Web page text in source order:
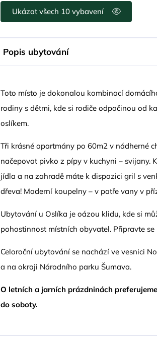
Ukázat všech 10 vybavení
Popis ubytování
Toto místo je dokonalou kombinací
rodiny s dětmi, kde si rodiče odpočinou od
oslíkem.
Tři krásné apartmány po 60m2 v nádherné
načepovat pivko z pípy v kuchyni – svijany.
jídla a na zahradě máte k dispozici gril s
dřeva! Moderní koupelny – v patře vany v
Ubytování u Oslíka je oázou klidu, kde si
pohostinnost místních obyvatel. Připravte
Celoroční ubytování se nachází ve vesnici
a na okraji Národního parku Šumava.
O letních a jarních prázdninách
do soboty.